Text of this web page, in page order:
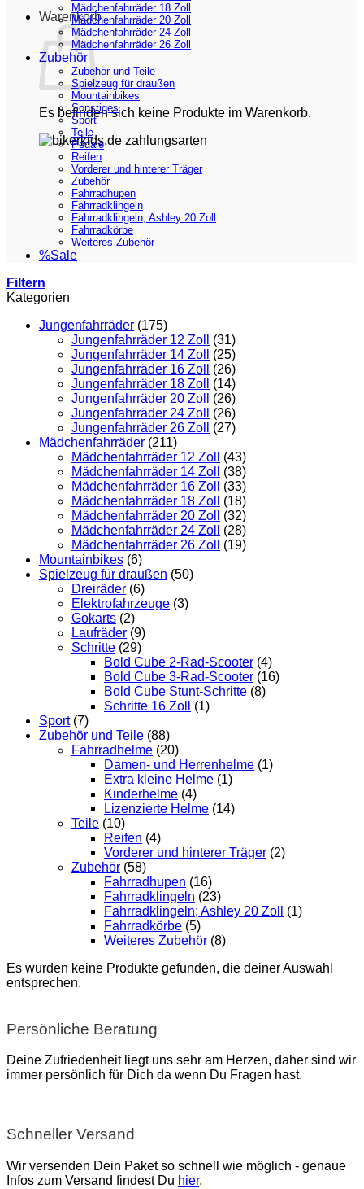
Warenkorb
Es befinden sich keine Produkte im Warenkorb.
Mädchenfahrräder 18 Zoll
Mädchenfahrräder 20 Zoll
Mädchenfahrräder 24 Zoll
Mädchenfahrräder 26 Zoll
Zubehör
Zubehör und Teile
Spielzeug für draußen
Mountainbikes
Sonstiges
Sport
Teile
Pedale
Reifen
Vorderer und hinterer Träger
Zubehör
Fahrradhupen
Fahrradklingeln
Fahrradklingeln; Ashley 20 Zoll
Fahrradkörbe
Weiteres Zubehör
%Sale
Filtern
Kategorien
Jungenfahrräder (175)
Jungenfahrräder 12 Zoll
(31)
Jungenfahrräder 14 Zoll
(25)
Jungenfahrräder 16 Zoll
(26)
Jungenfahrräder 18 Zoll
(14)
Jungenfahrräder 20 Zoll
(26)
Jungenfahrräder 24 Zoll
(26)
Jungenfahrräder 26 Zoll
(27)
Mädchenfahrräder (211)
Mädchenfahrräder 12 Zoll
(43)
Mädchenfahrräder 14 Zoll
(38)
Mädchenfahrräder 16 Zoll
(33)
Mädchenfahrräder 18 Zoll
(18)
Mädchenfahrräder 20 Zoll
(32)
Mädchenfahrräder 24 Zoll
(28)
Mädchenfahrräder 26 Zoll
(19)
Mountainbikes (6)
Spielzeug für draußen (50)
Dreiräder (6)
Elektrofahrzeuge (3)
Gokarts (2)
Laufräder (9)
Schritte (29)
Bold Cube 2-Rad-Scooter (4)
Bold Cube 3-Rad-Scooter (16)
Bold Cube Stunt-Schritte (8)
Schritte 16 Zoll
(1)
Sport (7)
Zubehör und Teile (88)
Fahrradhelme (20)
Damen- und Herrenhelme (1)
Extra kleine Helme (1)
Kinderhelme (4)
Lizenzierte Helme (14)
Teile (10)
Reifen (4)
Vorderer und hinterer Träger (2)
Zubehör (58)
Fahrradhupen (16)
Fahrradklingeln (23)
Fahrradklingeln; Ashley 20 Zoll
(1)
Fahrradkörbe (5)
Weiteres Zubehör (8)
Es wurden keine Produkte gefunden, die deiner Auswahl
entsprechen.
Persönliche Beratung
Deine Zufriedenheit liegt uns sehr am Herzen, daher sind wir
immer persönlich für Dich da wenn Du Fragen hast.
Schneller Versand
Wir versenden Dein Paket so schnell wie möglich - genaue
Infos zum Versand findest Du hier.